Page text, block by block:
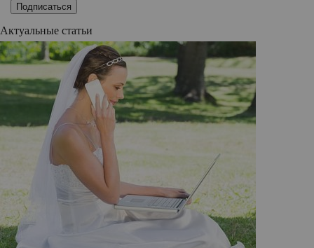
Подписаться
Актуальные статьи